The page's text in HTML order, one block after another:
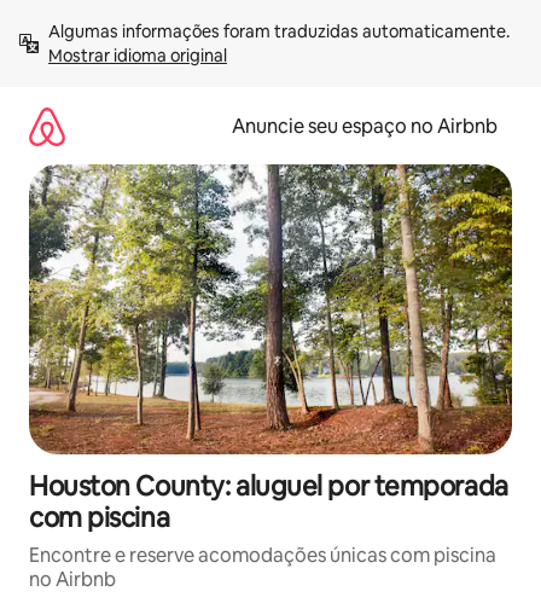
para
Mostrar idioma original
Anuncie seu espaço no Airbnb
Houston County: aluguel por temporada
com piscina
Encontre e reserve acomodações únicas com piscina
no Airbnb